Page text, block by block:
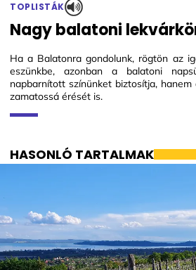
TOPLISTÁK
Nagy balatoni
Ha a Balatonra gondolunk, rögtön az
eszünkbe, azonban a balatoni
napbarnított színünket biztosítja,
zamatossá érését is.
HASONLÓ TARTALMAK